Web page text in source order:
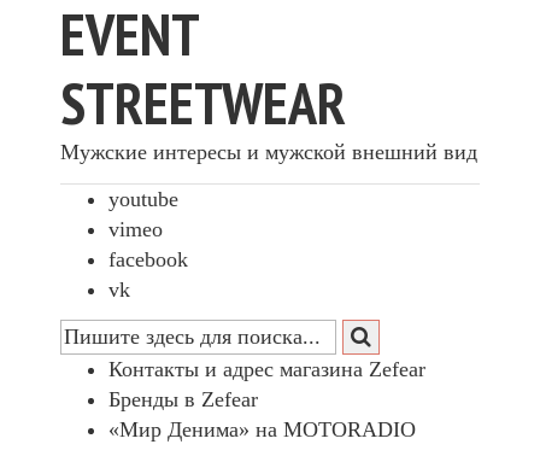
EVENT
STREETWEAR
Мужские интересы и мужской внешний вид
youtube
vimeo
facebook
vk
Контакты и адрес магазина Zefear
Бренды в Zefear
«Мир Денима» на MOTORADIO